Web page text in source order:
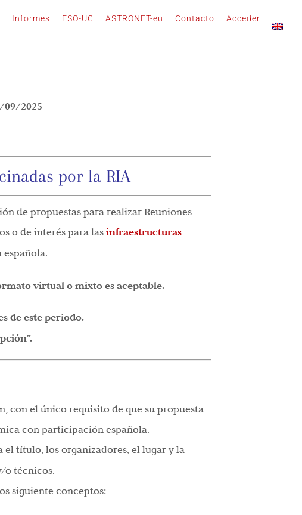
Informes ESO-UC ASTRONET-eu Contacto Acceder
09/2025
por la RIA
de propuestas para realizar Reuniones
o de interés para las infraestructuras
virtual o mixto es aceptable.
de este periodo.
con el único requisito de que su propuesta
con participación española.
el título, los organizadores, el lugar y la
o técnicos.
siguiente conceptos: